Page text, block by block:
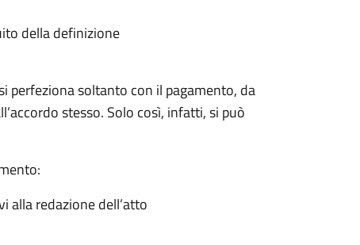
della definizione
perfeziona soltanto con il pagamento, da
stesso. Solo così, infatti, si può
alla redazione dell’atto